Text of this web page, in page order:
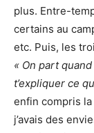
plus. Entre-
certains au
etc. Puis, les
« On part quand
t’expliquer ce
enfin compris
j’avais des